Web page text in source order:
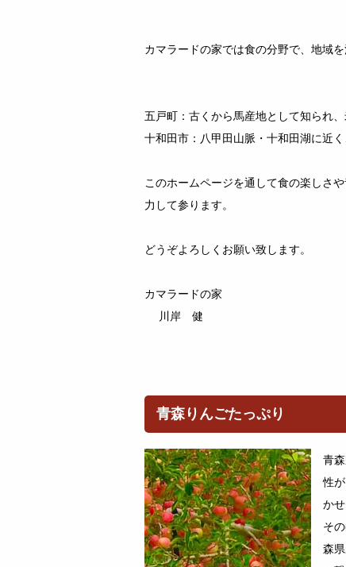
カマラードの家では食の分野で、地域
五戸町：古くから馬産地として知られ
十和田市：八甲田山脈・十和田湖に近
このホームページを通して食の楽しさ
力して参ります。
どうぞよろしくお願い致します。
カマラードの家
川岸 健
青森りんごたっぷり
青
性
か
そ
森